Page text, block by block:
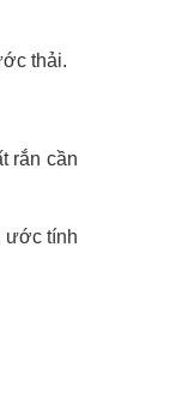
thải.
rắn cần
ước tính